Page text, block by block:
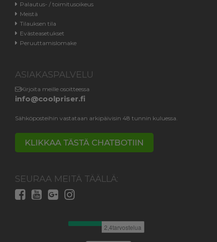
Palautus- / toimitusoikeus
Meistä
Tilauksen tila
Evästeasetukset
Peruuttamislomake
ASIAKASPALVELU
Kirjoita meille osoitteessa
info@coolpriser.fi
Sähköposteihin vastataan arkipäivisin 48 tunnin kuluessa.
KLIKKAA TÄSTÄ CHATBOTIIN
SEURAA MEITÄ TÄÄLLÄ: